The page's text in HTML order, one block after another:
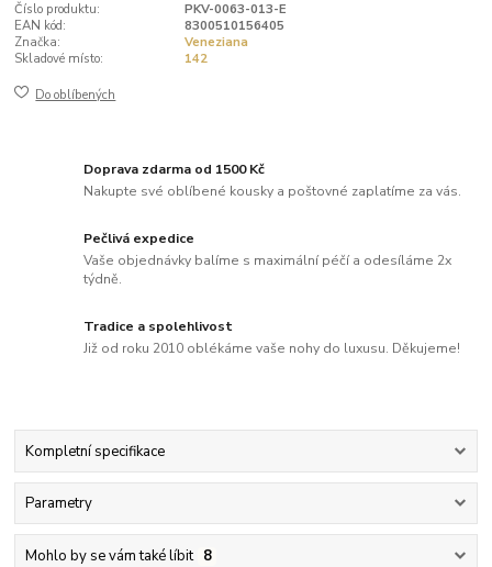
Číslo produktu:
PKV-0063-013-E
EAN kód:
8300510156405
Značka:
Veneziana
Skladové místo:
142
Do oblíbených
Doprava zdarma od 1500 Kč
Nakupte své oblíbené kousky a poštovné zaplatíme za vás.
Pečlivá expedice
Vaše objednávky balíme s maximální péčí a odesíláme 2x
týdně.
Tradice a spolehlivost
Již od roku 2010 oblékáme vaše nohy do luxusu. Děkujeme!
Kompletní specifikace
Parametry
Mohlo by se vám také líbit 8